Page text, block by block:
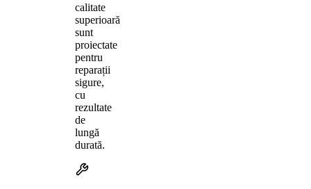
calitate
superioară
sunt
proiectate
pentru
reparații
sigure,
cu
rezultate
de
lungă
durată.